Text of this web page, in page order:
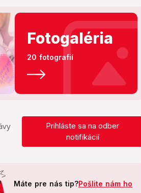
Fotogaléria
20 fotografií
Prihláste sa na odber
notifikácií
Máte pre nás tip?Pošlite nám ho